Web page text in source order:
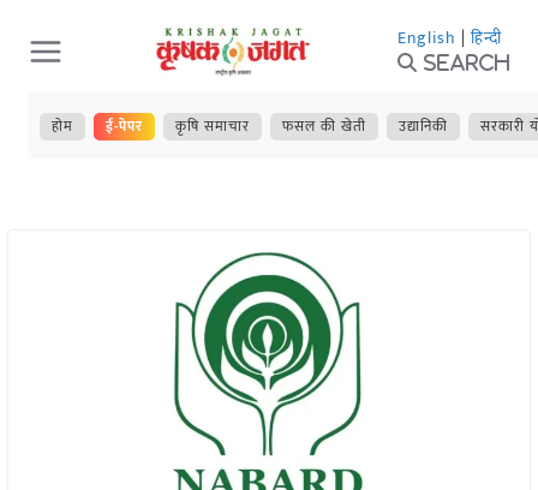
Skip
to
content
English | हिन्दी
Search
होम ई-पेपर कृषि समाचार फसल की खेती उद्यानिकी सरकारी